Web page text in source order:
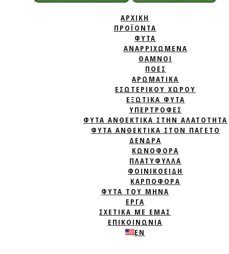
ΑΡΧΙΚΗ
ΠΡΟΪΟΝΤΑ
ΦΥΤΆ
ΑΝΑΡΡΙΧΏΜΕΝΑ
ΘΆΜΝΟΙ
ΠΌΕΣ
ΑΡΩΜΑΤΙΚΆ
ΕΣΩΤΕΡΙΚΟΎ ΧΏΡΟΥ
ΕΞΩΤΙΚΆ ΦΥΤΆ
ΥΠΕΡΤΡΟΦΈΣ
ΦΥΤΆ ΑΝΘΕΚΤΙΚΆ ΣΤΗΝ ΑΛΑΤΌΤΗΤΑ
ΦΥΤΆ ΑΝΘΕΚΤΙΚΆ ΣΤΟΝ ΠΑΓΕΤΌ
ΔΈΝΔΡΑ
ΚΩΝΟΦΌΡΑ
ΠΛΑΤΎΦΥΛΛΑ
ΦΟΙΝΙΚΟΕΙΔΉ
ΚΑΡΠΟΦΌΡΑ
ΦΥΤΑ ΤΟΥ ΜΗΝΑ
ΈΡΓΑ
ΣΧΕΤΙΚΑ ΜΕ ΕΜΑΣ
ΕΠΙΚΟΙΝΩΝΙΑ
EN